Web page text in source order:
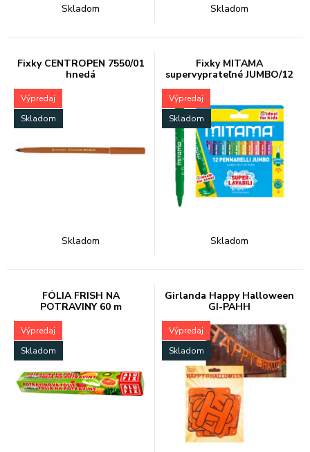
Skladom Skladom
Fixky CENTROPEN 7550/01
hnedá
Výpredaj
Skladom
Skladom
Fixky MITAMA
supervyprateľné JUMBO/12
Výpredaj
Skladom
Skladom
FÓLIA FRISH NA
POTRAVINY 60 m
FF60UNINEW
Výpredaj
Skladom
Girlanda Happy Halloween
GI-PAHH
Výpredaj
Skladom